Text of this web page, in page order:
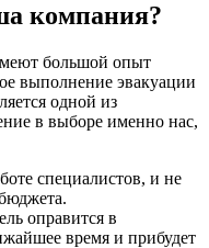
компания?
большой опыт
выполнение эвакуации
одной из
в выборе именно нас,
специалистов, и не
оправится в
время и прибудет